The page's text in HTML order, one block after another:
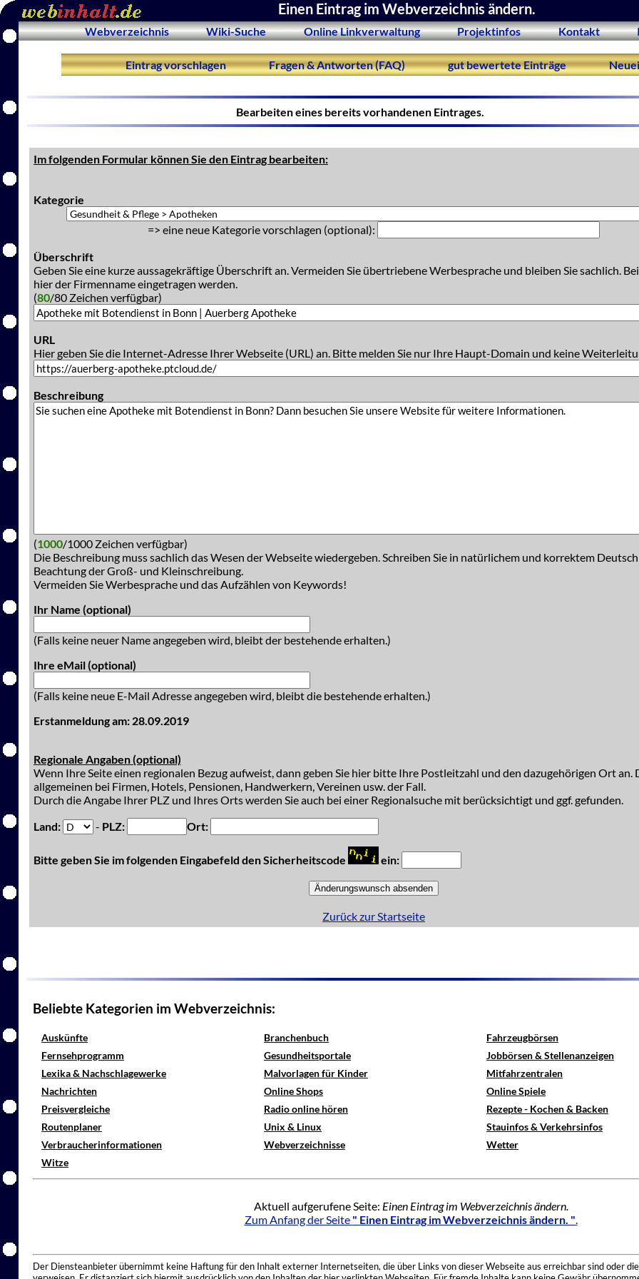
Einen Eintrag im Webverzeichnis ändern.
Webverzeichnis Wiki-Suche Online Linkverwaltung Projektinfos Kontakt
Eintrag vorschlagen Fragen & Antworten (FAQ) gut bewertete Einträge
Bearbeiten eines bereits vorhandenen Eintrages.
Im folgenden Formular können Sie den Eintrag bearbeiten:
Kategorie
=> eine neue Kategorie vorschlagen (optional):
Überschrift
Geben Sie eine kurze aussagekräftige Überschrift an. Vermeiden Sie übertriebene Werbesprache und bleiben Sie sachlich.
hier der Firmenname eingetragen werden.
(80/80 Zeichen verfügbar)
URL
Hier geben Sie die Internet-Adresse Ihrer Webseite (URL) an. Bitte melden Sie nur Ihre Haupt-Domain und keine
Beschreibung
(1000/1000 Zeichen verfügbar)
Die Beschreibung muss sachlich das Wesen der Webseite wiedergeben. Schreiben Sie in natürlichem und korrektem
Beachtung der Groß- und Kleinschreibung.
Vermeiden Sie Werbesprache und das Aufzählen von Keywords!
Ihr Name (optional)
(Falls keine neuer Name angegeben wird, bleibt der bestehende erhalten.)
Ihre eMail (optional)
(Falls keine neue E-Mail Adresse angegeben wird, bleibt die bestehende erhalten.)
Erstanmeldung am: 28.09.2019
Regionale Angaben (optional)
Wenn Ihre Seite einen regionalen Bezug aufweist, dann geben Sie hier bitte Ihre Postleitzahl und den dazugehörigen Ort an.
allgemeinen bei Firmen, Hotels, Pensionen, Handwerkern, Vereinen usw. der Fall.
Durch die Angabe Ihrer PLZ und Ihres Orts werden Sie auch bei einer Regionalsuche mit berücksichtigt und ggf. gefunden.
Land:
- PLZ: Ort:
Bitte geben Sie im folgenden Eingabefeld den Sicherheitscode ein:
Zurück zur Startseite
Beliebte Kategorien im Webverzeichnis:
Auskünfte Branchenbuch
Fahrzeugbörsen
Fernsehprogramm
Gesundheitsportale
Jobbörsen & Stellenanzeigen
Lexika & Nachschlagewerke
Malvorlagen für Kinder
Mitfahrzentralen
Nachrichten
Online Shops
Online Spiele
Preisvergleiche
Radio online hören
Rezepte - Kochen & Backen
Routenplaner
Unix & Linux
Stauinfos & Verkehrsinfos
Verbraucherinformationen
Webverzeichnisse
Wetter
Witze
Aktuell aufgerufene Seite: Einen Eintrag im Webverzeichnis ändern.
Zum Anfang der Seite " Einen Eintrag im Webverzeichnis ändern. ".
Der Diensteanbieter übernimmt keine Haftung für den Inhalt externer Internetseiten, die über Links von dieser Webseite aus erreichbar sind oder